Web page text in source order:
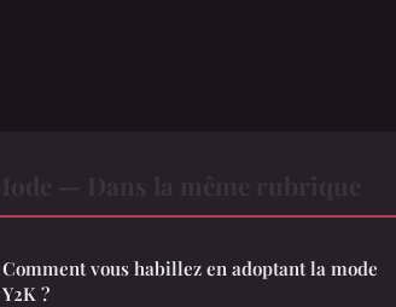
Comment vous habillez en adoptant la mode
Y2K ?